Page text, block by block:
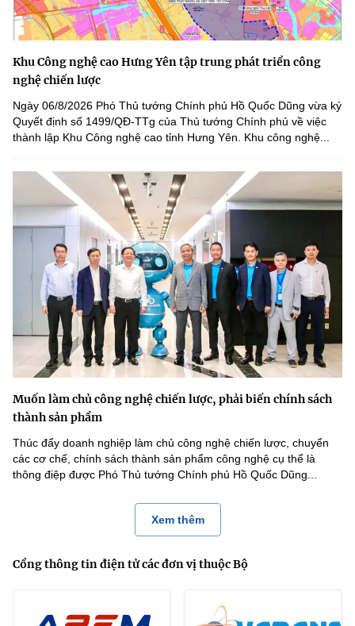
Khu Công nghệ cao Hưng Yên tập trung phát triển công
nghệ chiến lược
Ngày 06/8/2026 Phó Thủ tướng Chính phủ Hồ Quốc Dũng vừa ký
Quyết định số 1499/QĐ-TTg của Thủ tướng Chính phủ về việc
thành lập Khu Công nghệ cao tỉnh Hưng Yên. Khu công nghệ...
Muốn làm chủ công nghệ chiến lược, phải biến chính sách
thành sản phẩm
Thúc đẩy doanh nghiệp làm chủ công nghệ chiến lược, chuyển
các cơ chế, chính sách thành sản phẩm công nghệ cụ thể là
thông điệp được Phó Thủ tướng Chính phủ Hồ Quốc Dũng...
Xem thêm
Cổng thông tin điện tử các đơn vị thuộc Bộ